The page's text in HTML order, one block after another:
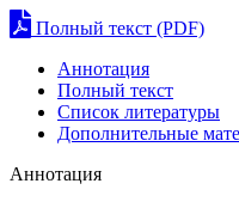
Полный текст (PDF)
Аннотация
Полный текст
Список литературы
Дополнительные
Аннотация